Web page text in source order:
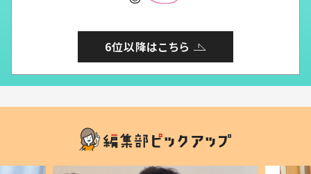
6位以降はこちら